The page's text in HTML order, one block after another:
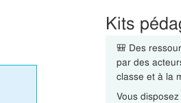
Kits
🎒 Des
par des
classe et à la
Vous